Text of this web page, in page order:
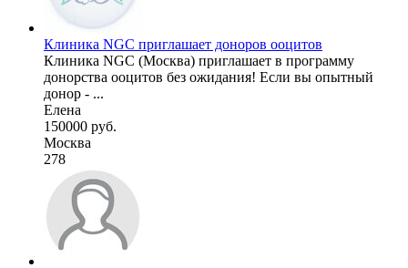
Клиника NGC приглашает доноров ооцитов
Клиника NGC (Москва) приглашает в программу
донорства ооцитов без ожидания! Если вы опытный
донор - ...
Елена
150000 руб.
Москва
278